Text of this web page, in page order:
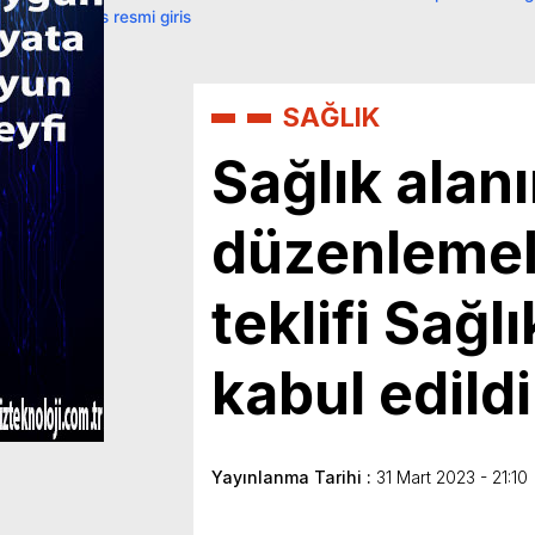
primebahis resmi giris
SAĞLIK
Sağlık
teklifi
kabul edildi
Yayınlanma Tarihi : 31 Mart 2023 - 21:10